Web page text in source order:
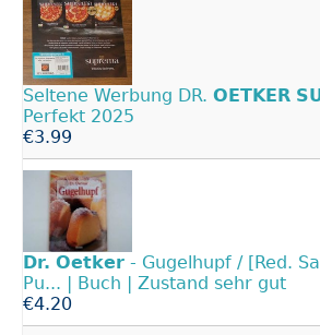
Seltene Werbung DR. OETKER
Perfekt 2025
€3.99
Dr. Oetker - Gugelhupf / [Red.
Pu... | Buch | Zustand sehr gut
€4.20